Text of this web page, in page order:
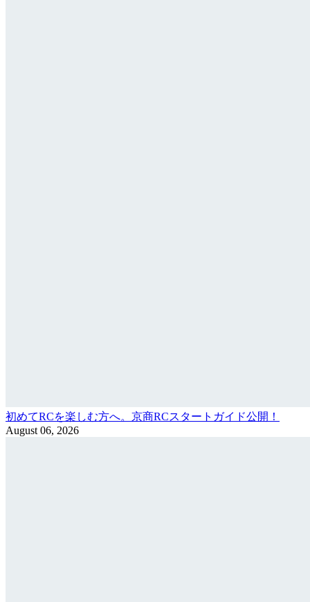
初めてRCを楽しむ方へ。京商RCスタートガイド公開！
August 06, 2026